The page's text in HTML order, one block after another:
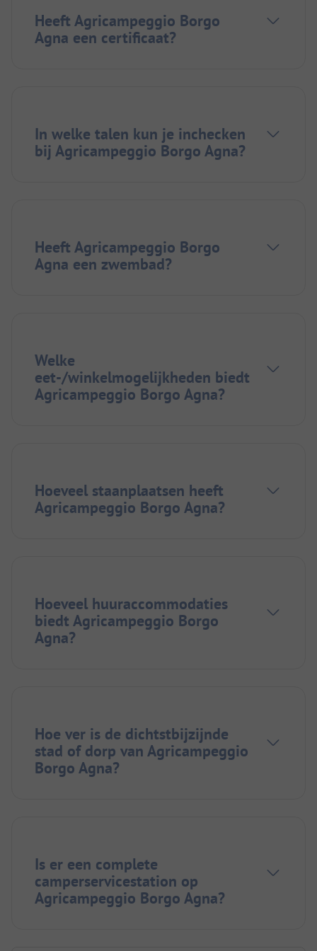
Heeft Agricampeggio Borgo
Agna een certificaat?
In welke talen kun je inchecken
bij Agricampeggio Borgo Agna?
Heeft Agricampeggio Borgo
Agna een zwembad?
Welke
eet-/winkelmogelijkheden biedt
Agricampeggio Borgo Agna?
Hoeveel staanplaatsen heeft
Agricampeggio Borgo Agna?
Hoeveel huuraccommodaties
biedt Agricampeggio Borgo
Agna?
Hoe ver is de dichtstbijzijnde
stad of dorp van Agricampeggio
Borgo Agna?
Is er een complete
camperservicestation op
Agricampeggio Borgo Agna?